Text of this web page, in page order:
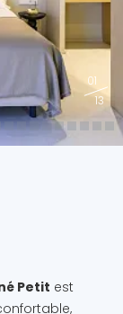
01
13
Petit est